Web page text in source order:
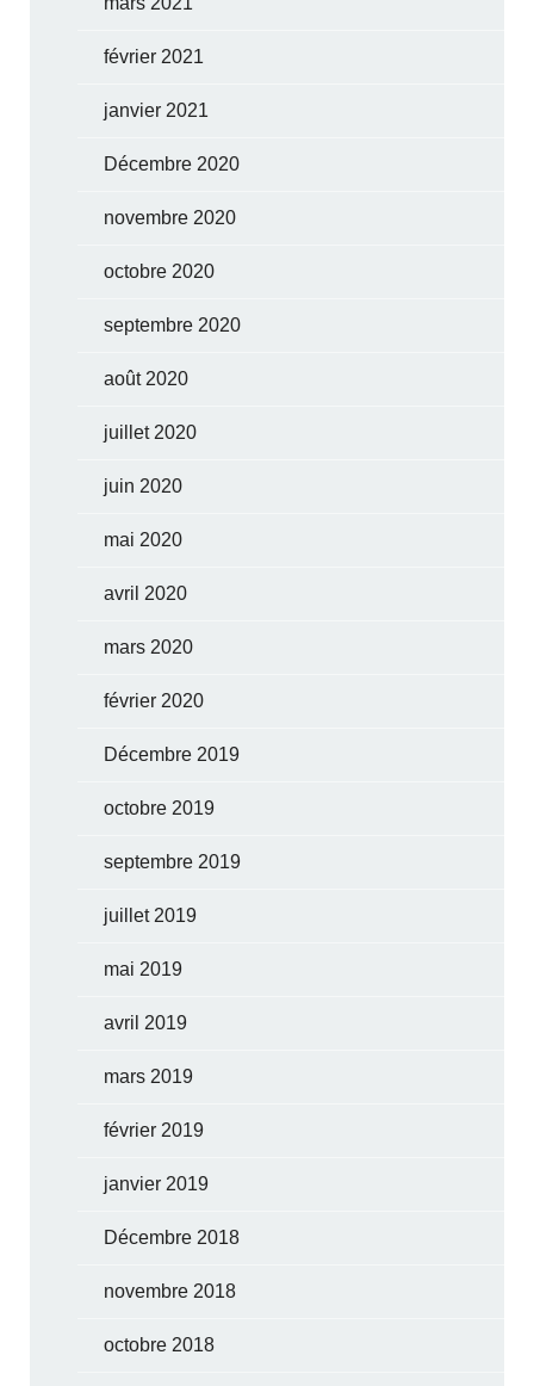
février 2021
janvier 2021
Décembre 2020
novembre 2020
octobre 2020
septembre 2020
août 2020
juillet 2020
juin 2020
mai 2020
avril 2020
mars 2020
février 2020
Décembre 2019
octobre 2019
septembre 2019
juillet 2019
mai 2019
avril 2019
mars 2019
février 2019
janvier 2019
Décembre 2018
novembre 2018
octobre 2018